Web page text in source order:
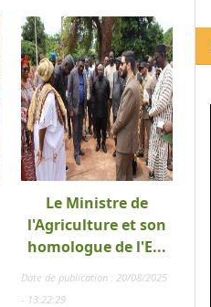
Le Ministre de
l'Agriculture et son
homologue de l'E...
Date de publication : 20/08/2025
- 13:22:29